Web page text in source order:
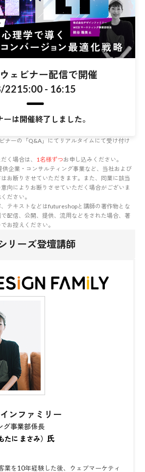
ェビナー配信で開催
2215:00 - 16:15
ーは開催終了しました。
ナーの「Q&A」にてリアルタイムにて受け付け
く場合は、 1名様ずつお申し込みください。
供企業・コンサルティング事業など、当社および
お断りさせていただきます。また、同業に該当
向によりお断りさせていただく場合がございま
ださい。
テキストなどはfutureshopと講師の著作物とな
配信、公開、提供、流用などをされた場合、著
お控えください。
リーズ登壇講師
ンファミリー
グ事業部係長
たに まさみ）
氏
業を10年経験した後、ウェブマーケティ